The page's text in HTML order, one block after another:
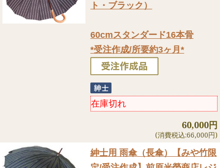
ト・ブラック）
60cmスタンダード16本骨
*受注作成/所要約3ヶ月*
在庫切れ
60,000円
(消費税込:66,000円)
紳士用 雨傘（長傘）
【みや竹限